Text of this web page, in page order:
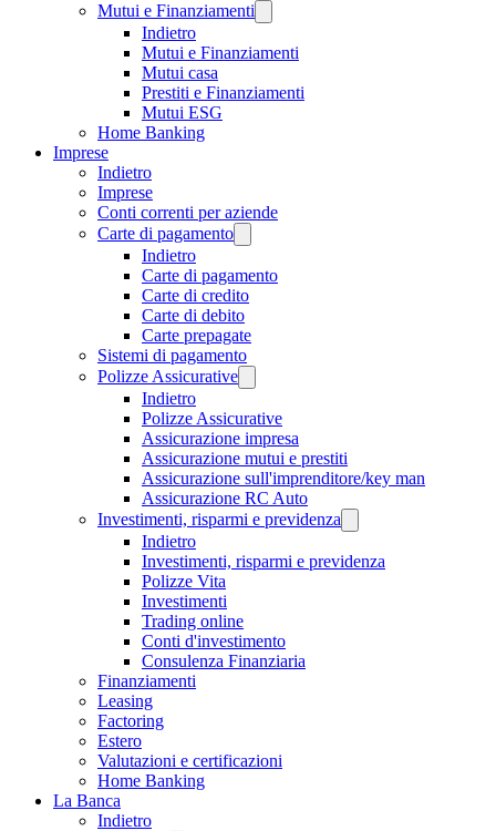
Mutui e Finanziamenti
Indietro
Mutui e Finanziamenti
Mutui casa
Prestiti e Finanziamenti
Mutui ESG
Home Banking
Imprese
Indietro
Imprese
Conti correnti per aziende
Carte di pagamento
Indietro
Carte di pagamento
Carte di credito
Carte di debito
Carte prepagate
Sistemi di pagamento
Polizze Assicurative
Indietro
Polizze Assicurative
Assicurazione impresa
Assicurazione mutui e prestiti
Assicurazione sull'imprenditore/key man
Assicurazione RC Auto
Investimenti, risparmi e previdenza
Indietro
Investimenti, risparmi e previdenza
Polizze Vita
Investimenti
Trading online
Conti d'investimento
Consulenza Finanziaria
Finanziamenti
Leasing
Factoring
Estero
Valutazioni e certificazioni
Home Banking
La Banca
Indietro